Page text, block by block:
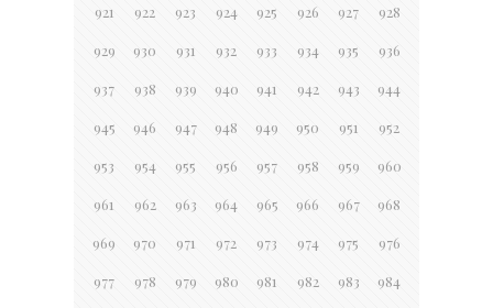
921 922 923 924 925 926 927 928
929 930 931 932 933 934 935 936
937 938 939 940 941 942 943 944
945 946 947 948 949 950 951 952
953 954 955 956 957 958 959 960
961 962 963 964 965 966 967 968
969 970 971 972 973 974 975 976
977 978 979 980 981 982 983 984